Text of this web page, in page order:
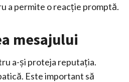
a permite o reacție promptă.
mesajului
a-și proteja reputația.
Este important să